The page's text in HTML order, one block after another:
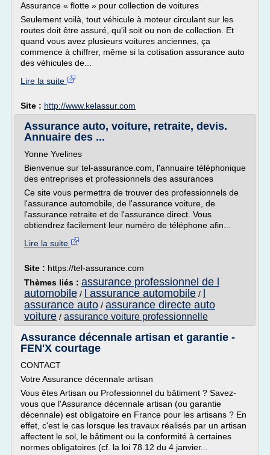
Assurance « flotte » pour collection de voitures
Seulement voilà, tout véhicule à moteur circulant sur les
routes doit être assuré, qu'il soit ou non de collection. Et
quand vous avez plusieurs voitures anciennes, ça
commence à chiffrer, même si la cotisation assurance auto
des véhicules de...
Lire la suite
Site : http://www.kelassur.com
Assurance auto, voiture, retraite, devis.
Annuaire des ...
Yonne Yvelines
Bienvenue sur tel-assurance.com, l'annuaire téléphonique
des entreprises et professionnels des assurances
Ce site vous permettra de trouver des professionnels de
l'assurance automobile, de l'assurance voiture, de
l'assurance retraite et de l'assurance direct. Vous
obtiendrez facilement leur numéro de téléphone afin...
Lire la suite
Site : https://tel-assurance.com
Thèmes liés : assurance professionnel de l
automobile / l assurance automobile /
assurance auto / assurance directe auto
voiture / assurance voiture professionnelle
Assurance décennale artisan et garantie -
FEN'X courtage
CONTACT
Votre Assurance décennale artisan
Vous êtes Artisan ou Professionnel du bâtiment ? Savez-
vous que l'Assurance décennale artisan (ou garantie
décennale) est obligatoire en France pour les artisans ? En
effet, c'est le cas lorsque les travaux réalisés par un artisan
affectent le sol, le bâtiment ou la conformité à certaines
normes obligatoires (cf. la loi 78.12 du 4 janvier...